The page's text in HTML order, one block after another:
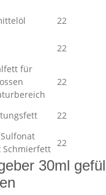
22
22
für
22
22
Schmierfett
22
30ml